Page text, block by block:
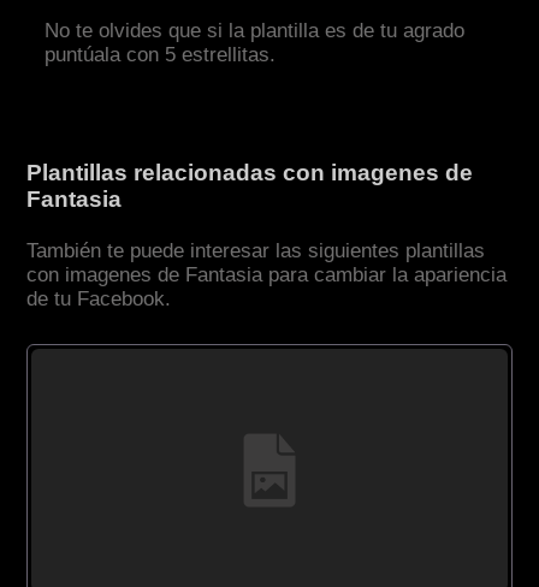
No te olvides que si la plantilla es de tu agrado
puntúala con 5 estrellitas.
Plantillas relacionadas con imagenes de
Fantasia
También te puede interesar las siguientes plantillas
con imagenes de Fantasia para cambiar la apariencia
de tu Facebook.